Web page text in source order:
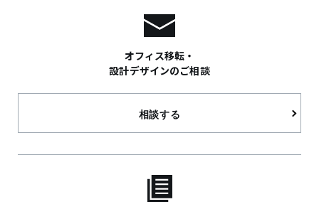
オフィス移転・
設計デザインのご相談
相談する